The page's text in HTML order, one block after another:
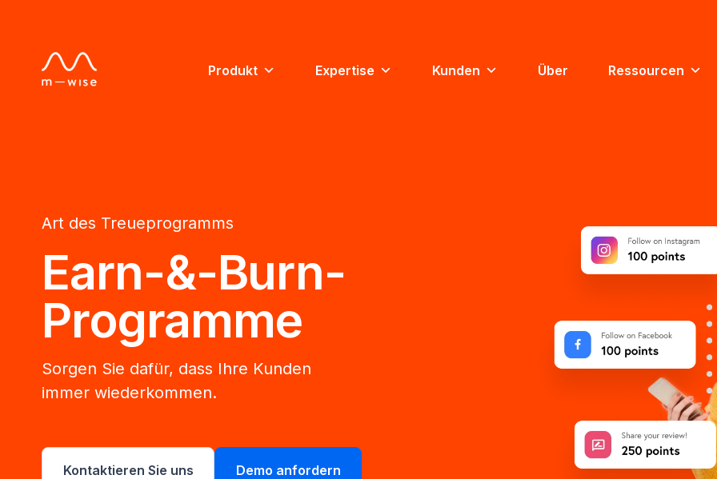
Produkt Expertise Kunden Über Ressourcen
Art des Treueprogramms
Earn-&-Burn-
Programme
Sorgen Sie dafür, dass Ihre Kunden
immer wiederkommen.
Kontaktieren Sie uns Demo anfordern